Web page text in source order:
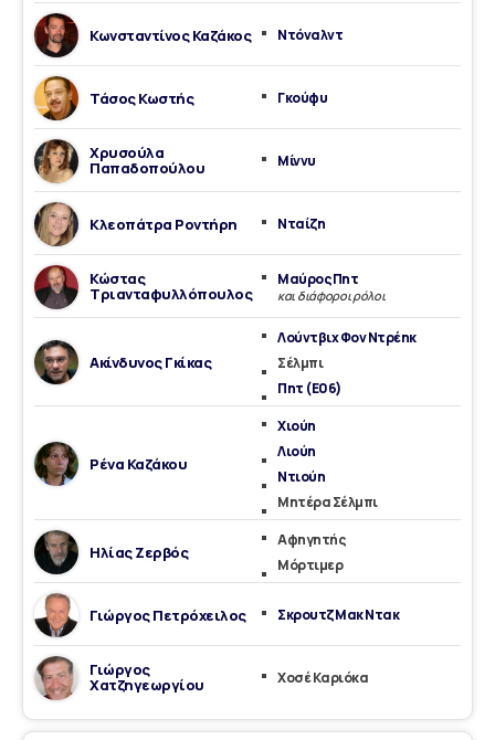
Κωνσταντίνος Καζάκος Ντόναλντ
Τάσος Κωστής Γκούφυ
Χρυσούλα
Παπαδοπούλου Μίννυ
Κλεοπάτρα Ροντήρη Νταίζη
Κώστας
Τριανταφυλλόπουλος
Μαύρος Πητ
και διάφοροι ρόλοι
Ακίνδυνος Γκίκας
Λούντβιχ Φον Ντρέηκ
Σέλμπι
Πητ (Ε06)
Ρένα Καζάκου
Χιούη
Λιούη
Ντιούη
Μητέρα Σέλμπι
Ηλίας Ζερβός
Αφηγητής
Μόρτιμερ
Γιώργος Πετρόχειλος Σκρουτζ Μακ Ντακ
Γιώργος
Χατζηγεωργίου Χοσέ Καριόκα